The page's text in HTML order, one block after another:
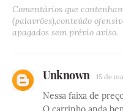
Comentários que
(palavrões),conteúdo
apagados sem prévio aviso.
Unknown 15 de
Nessa faixa de